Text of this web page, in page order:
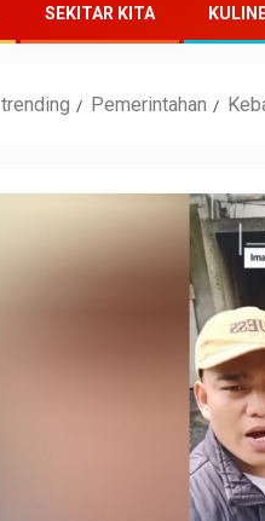
SEKITAR KITA
trending Pemerintahan